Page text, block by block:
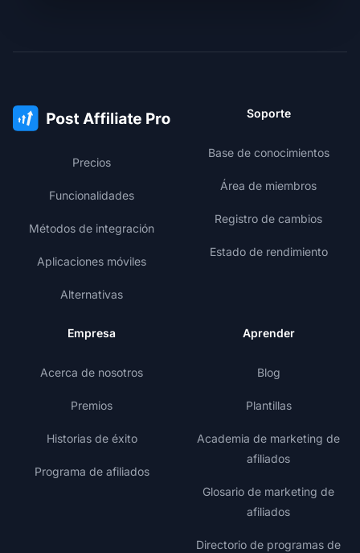
Precios
Funcionalidades
Métodos de integración
Aplicaciones móviles
Alternativas
Soporte
Base de conocimientos
Área de miembros
Registro de cambios
Estado de rendimiento
Empresa
Acerca de nosotros
Premios
Historias de éxito
Programa de afiliados
Aprender
Blog
Plantillas
Academia de marketing de
afiliados
Glosario de marketing de
afiliados
Directorio de programas de